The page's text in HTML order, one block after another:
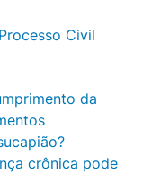
da
crônica pode